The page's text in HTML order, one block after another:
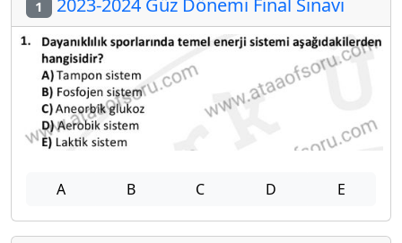
1 2023-2024 Güz Dönemi Final Sınavı
A B C D E